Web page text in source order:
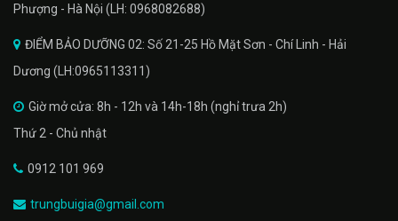
Phượng - Hà Nội (LH: 0968082688)
ĐIỂM BẢO DƯỠNG 02: Số 21-25 Hồ Mặt Sơn - Chí Linh - Hải
Dương (LH:0965113311)
Giờ mở cửa: 8h - 12h và 14h-18h (nghỉ trưa 2h)
Thứ 2 - Chủ nhật
0912 101 969
trungbuigia@gmail.com